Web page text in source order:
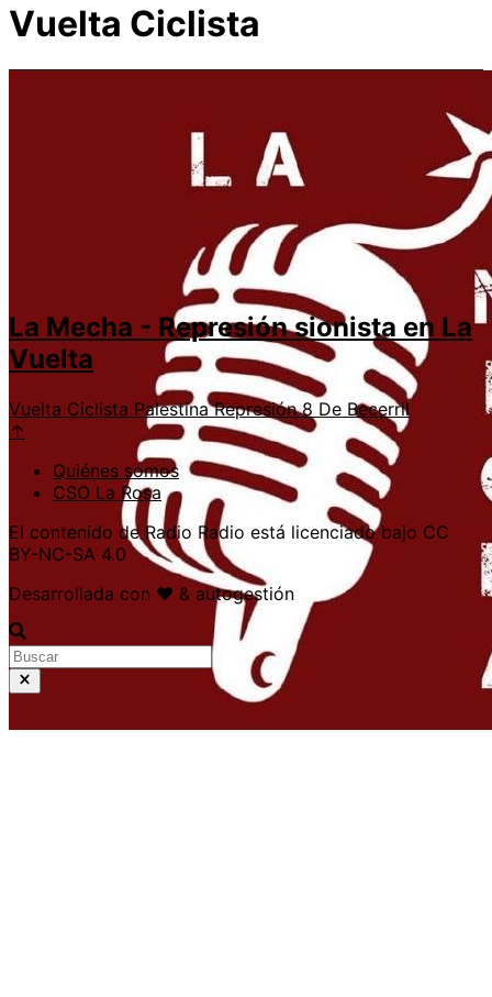
Vuelta Ciclista
La Mecha - Represión sionista en La
Vuelta
Vuelta Ciclista PalestinaRepresión8 De Becerril
↑
Quiénes somos
CSO La Rosa
El contenido de Radio Radio está licenciado bajo CC
BY-NC-SA 4.0
Desarrollada con ❤️ & autogestión